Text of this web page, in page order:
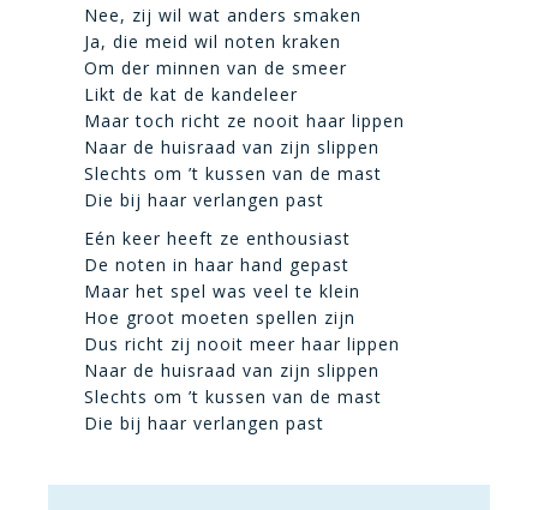
Nee, zij wil wat anders smaken
Ja, die meid wil noten kraken
Om der minnen van de smeer
Likt de kat de kandeleer
Maar toch richt ze nooit haar lippen
Naar de huisraad van zijn slippen
Slechts om ’t kussen van de mast
Die bij haar verlangen past
Eén keer heeft ze enthousiast
De noten in haar hand gepast
Maar het spel was veel te klein
Hoe groot moeten spellen zijn
Dus richt zij nooit meer haar lippen
Naar de huisraad van zijn slippen
Slechts om ’t kussen van de mast
Die bij haar verlangen past